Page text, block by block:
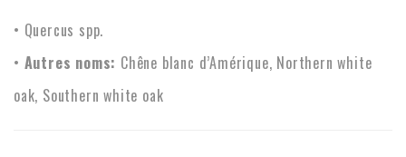
• Quercus spp.
• Autres noms: Chêne blanc d’Amérique, Northern white
oak, Southern white oak